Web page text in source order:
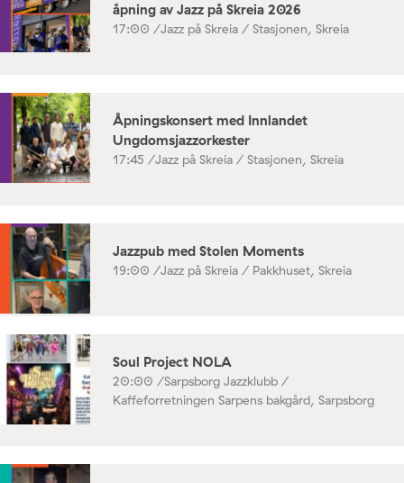
åpning av Jazz på Skreia 2026
17:00 /Jazz på Skreia / Stasjonen, Skreia
Åpningskonsert med Innlandet
Ungdomsjazzorkester
17:45 /Jazz på Skreia / Stasjonen, Skreia
Jazzpub med Stolen Moments
19:00 /Jazz på Skreia / Pakkhuset, Skreia
Soul Project NOLA
20:00 /Sarpsborg Jazzklubb /
Kaffeforretningen Sarpens bakgård, Sarpsborg